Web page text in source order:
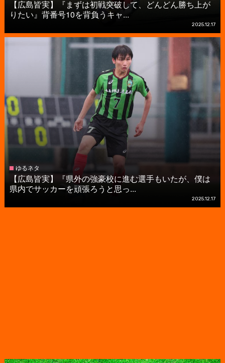
【広島皆実】『まずは初戦突破して、どんどん勝ち上が
りたい』背番号10を背負うキャ...
2025.12.17
ゆるネタ
【広島皆実】『県外の強豪校に進む選手もいたが、僕は
県内でサッカーを頑張ろうと思っ...
2025.12.17